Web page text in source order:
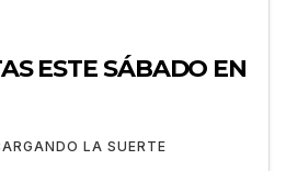
ESTE SÁBADO EN
LA SUERTE